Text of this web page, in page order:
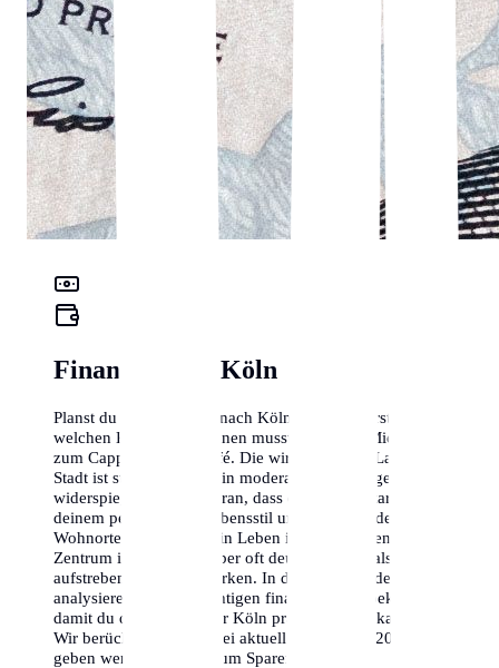
Finanz-Check Köln
Planst du einen Umzug nach Köln? Hier erfährst du, mit
welchen Kosten du rechnen musst – von der Miete bis
zum Cappuccino im Café. Die wirtschaftliche Lage der
Stadt ist stabil, was sich in moderaten Preissteigerungen
widerspiegelt. Denke daran, dass die Kosten stark von
deinem persönlichen Lebensstil und der Wahl deines
Wohnortes abhängen. Ein Leben im historischen
Zentrum ist charmant, aber oft deutlich teurer als in den
aufstrebenden Randbezirken. In diesem Leitfaden
analysieren wir alle wichtigen finanziellen Aspekte,
damit du dein Budget für Köln präzise planen kannst.
Wir berücksichtigen dabei aktuelle Daten von 2024 und
geben wertvolle Tipps zum Sparen.